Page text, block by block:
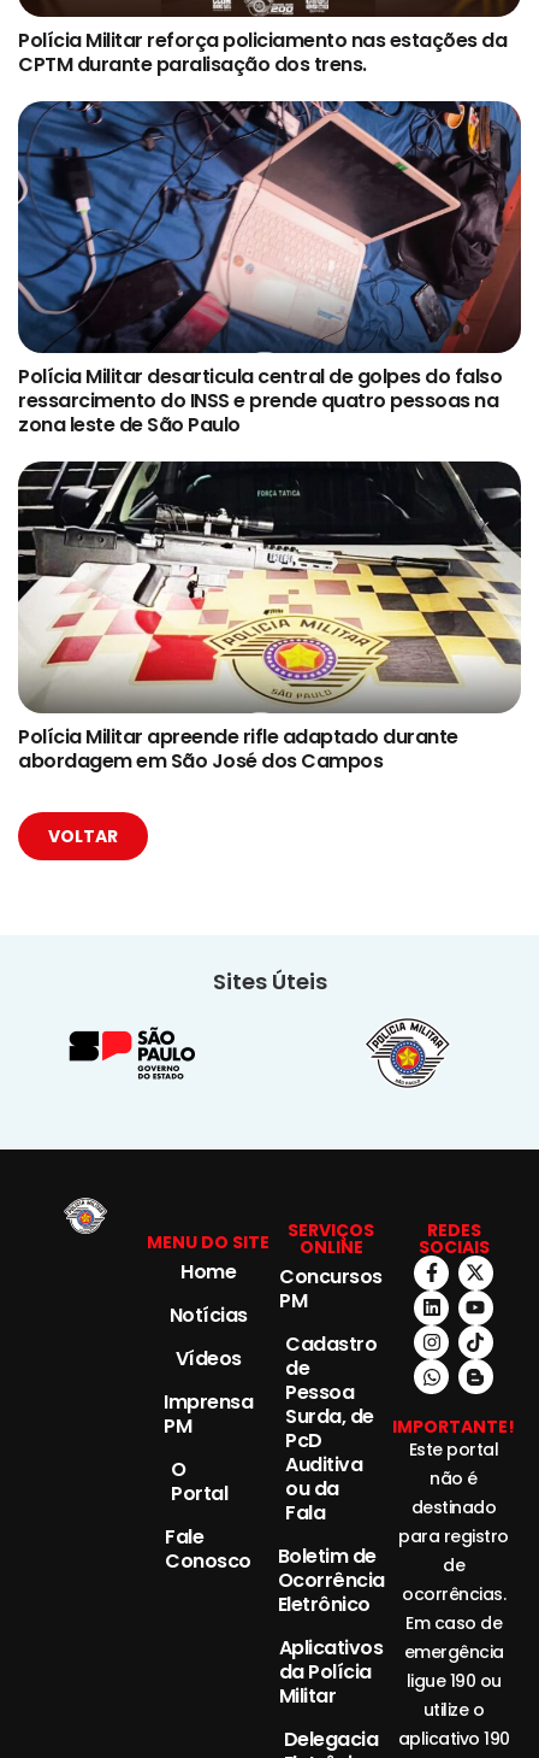
Polícia Militar reforça policiamento nas estações da
CPTM durante paralisação dos trens.
Polícia Militar desarticula central de golpes do falso
ressarcimento do INSS e prende quatro pessoas na
zona leste de São Paulo
Polícia Militar apreende rifle adaptado durante
abordagem em São José dos Campos
VOLTAR
Sites Úteis
MENU DO SITE
Home
Notícias
Vídeos
Imprensa
PM
O
Portal
Fale
Conosco
SERVIÇOS
ONLINE
Concursos
PM
Cadastro
de
Pessoa
Surda, de
PcD
Auditiva
ou da
Fala
Boletim de
Ocorrência
Eletrônico
Aplicativos
da Polícia
Militar
Delegacia
REDES
SOCIAIS
IMPORTANTE!
Este portal
não é
destinado
para registro
de
ocorrências.
Em caso de
emergência
ligue 190 ou
utilize o
aplicativo 190